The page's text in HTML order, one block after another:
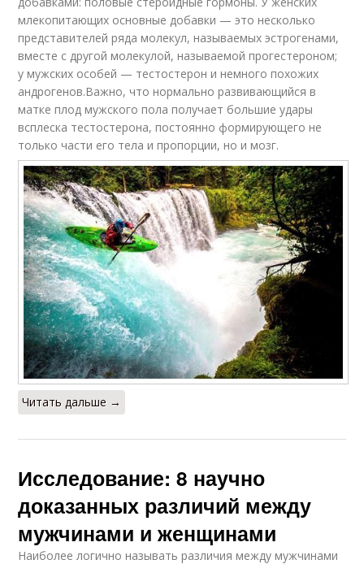
млекопитающих основные добавки — это несколько
представителей ряда молекул, называемых эстрогенами,
вместе с другой молекулой, называемой прогестероном;
у мужских особей — тестостерон и немного похожих
андрогенов.Важно, что нормально развивающийся в
матке плод мужского пола получает большие удары
всплеска тестостерона, постоянно формирующего не
только части его тела и пропорции, но и мозг.
Читать дальше →
Исследование: 8 научно
доказанных различий между
мужчинами и женщинами
Наиболее логично называть различия между мужчинами